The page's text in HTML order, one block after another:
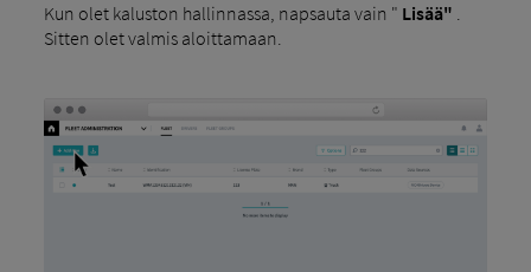
Kun olet kaluston hallinnassa, napsauta vain " Lisää" .
Sitten olet valmis aloittamaan.